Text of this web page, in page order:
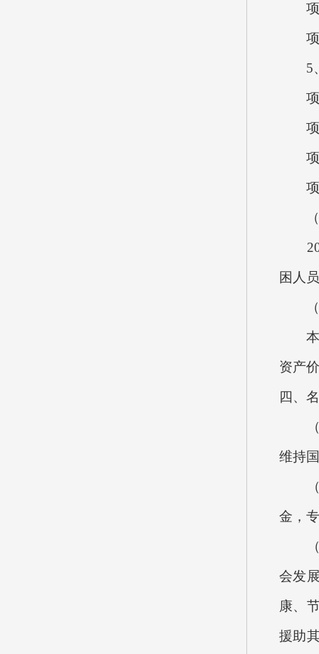
项目
项目
5、
项目
项目
项目
项目
（
困人
（
本单
资产
四、
（一
维持
（二
金，
（三
会发
康、
援助